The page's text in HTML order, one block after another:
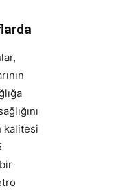
kalitesi